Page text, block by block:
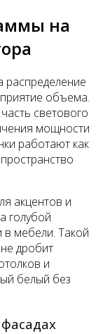
на
распределение
объема.
светового
мощности
работают как
акцентов и
голубой
в мебели. Такой
дробит
и
белый без